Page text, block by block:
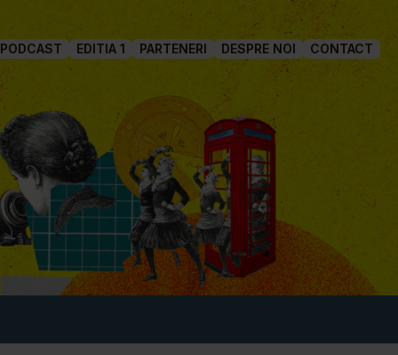
PODCAST EDITIA 1 PARTENERI DESPRE NOI CONTACT